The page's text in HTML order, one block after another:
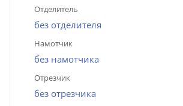
Отделитель
без отделителя
Намотчик
без намотчика
Отрезчик
без отрезчика